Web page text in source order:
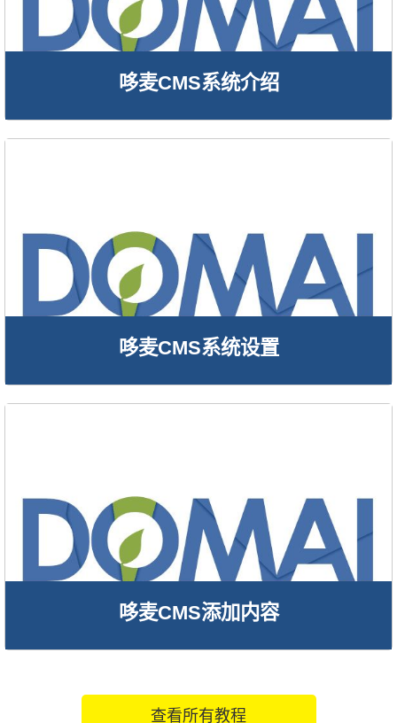
哆麦CMS系统介绍
哆麦CMS系统设置
哆麦CMS添加内容
查看所有教程